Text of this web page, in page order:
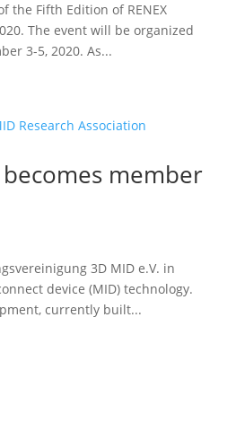
the Fifth Edition of RENEX
The event will be organized
3-5, 2020. As...
member
3D MID e.V. in
device (MID) technology.
currently built...